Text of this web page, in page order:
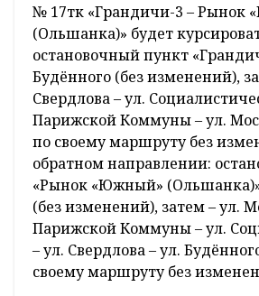
№ 17тк «Грандичи-3 – Рынок
(Ольшанка)» будет
остановочный пункт
Будённого (без изменений),
Свердлова – ул.
Парижской Коммуны – ул.
по своему маршруту без
обратном направлении:
«Рынок «Южный»
(без изменений), затем – ул.
Парижской Коммуны – ул.
– ул. Свердлова – ул.
своему маршруту без